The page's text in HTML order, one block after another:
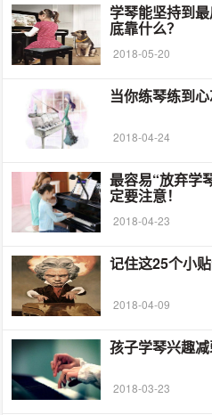
学琴能坚持到
底靠什么？
2018-05-20
当你练琴练到
2018-04-24
最容易“放弃学
定要注意！
2018-04-23
记住这25个小
2018-04-09
孩子学琴兴趣
2018-03-23